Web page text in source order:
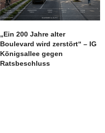
„Ein 200 Jahre alter
Boulevard wird zerstört“ – IG
Königsallee gegen
Ratsbeschluss